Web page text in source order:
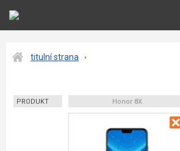
titulní strana
PRODUKT Honor 8X